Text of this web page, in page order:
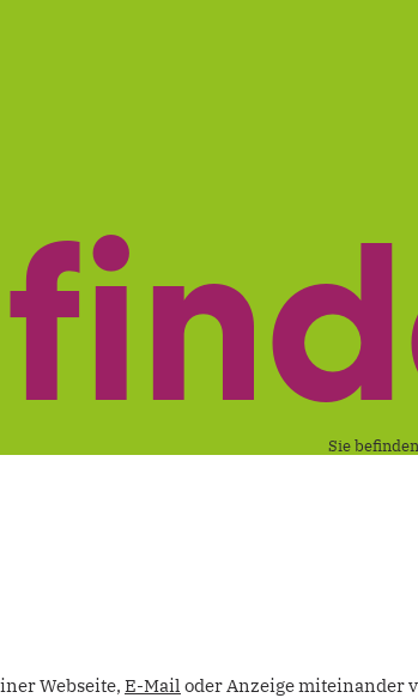
Sie
Webseite, E-Mail oder Anzeige miteinander